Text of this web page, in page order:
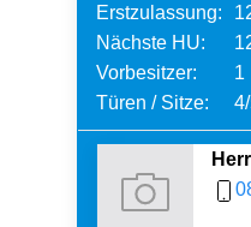
Erstzulassung:
Nächste HU:
Vorbesitzer:
1
Türen / Sitze: